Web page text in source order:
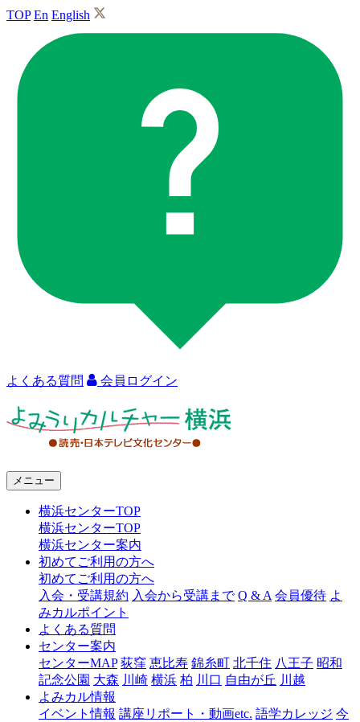
TOP En English
よくある質問 会員ログイン
ャ
浜
メニュー
横浜センターTOP
横浜センターTOP
横浜センター案内
初めてご利用の方へ
初めてご利用の方へ
入会・受講規約 入会から受講まで Q & A 会員優待 よ
みカルポイント
よくある質問
センター案内
センターMAP 荻窪 恵比寿 錦糸町 北千住 八王子 昭和
記念公園 大森 川崎 横浜 柏 川口 自由が丘 川越
よみカル情報
イベント情報 講座リポート・動画etc. 語学カレッジ 今